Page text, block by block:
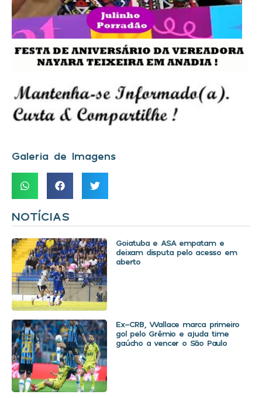
Galeria de Imagens
NOTÍCIAS
Goiatuba e ASA empatam e
deixam disputa pelo acesso em
aberto
Ex-CRB, Wallace marca primeiro
gol pelo Grêmio e ajuda time
gaúcho a vencer o São Paulo